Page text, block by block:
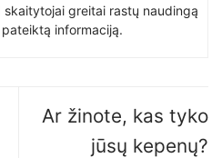
greitai rastų naudingą
informaciją.
Ar žinote, kas tyko
jūsų kepenų?